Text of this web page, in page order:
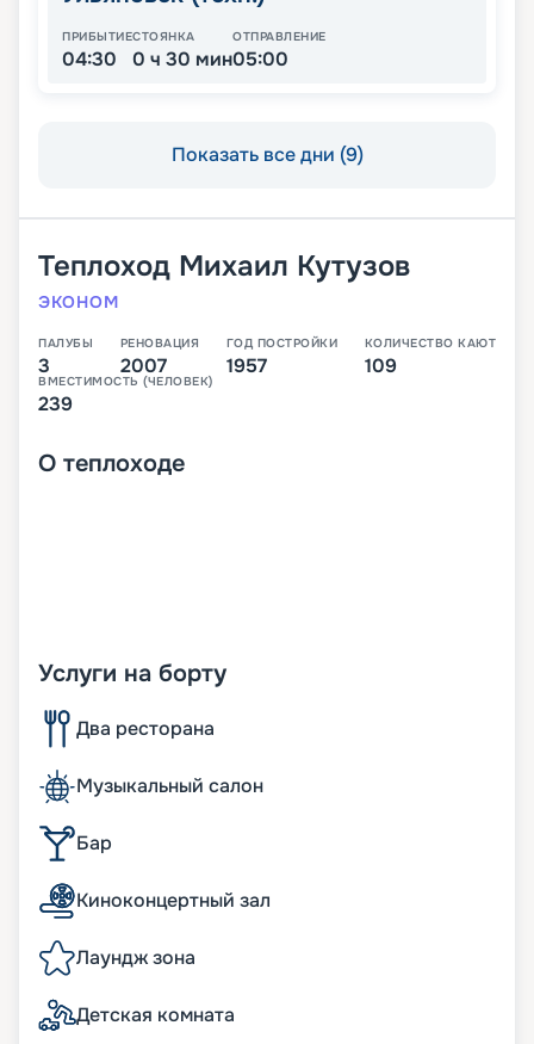
ПРИБЫТИЕ
04:30
СТОЯНКА
0 ч 30 мин
ОТПРАВЛЕНИЕ
05:00
Показать все дни (9)
Теплоход Михаил Кутузов
ЭКОНОМ
ПАЛУБЫ
3
РЕНОВАЦИЯ
2007
ГОД ПОСТРОЙКИ
1957
КОЛИЧЕСТВО КАЮТ
109
ВМЕСТИМОСТЬ (ЧЕЛОВЕК)
239
О теплоходе
Услуги на борту
Два ресторана
Музыкальный салон
Бар
Киноконцертный зал
Лаундж зона
Детская комната